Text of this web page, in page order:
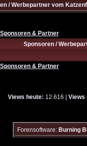
/ Werbepartner vom
Sponsoren & Partner
Sponsoren /
Sponsoren & Partner
Views heute: 12.616 | Views
Forensoftware: Burning